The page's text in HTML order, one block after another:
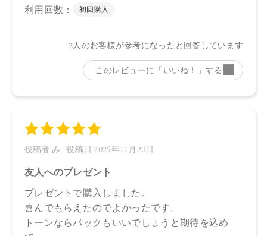
●予告なくパッケージ仕様が変更になる場合がございます。